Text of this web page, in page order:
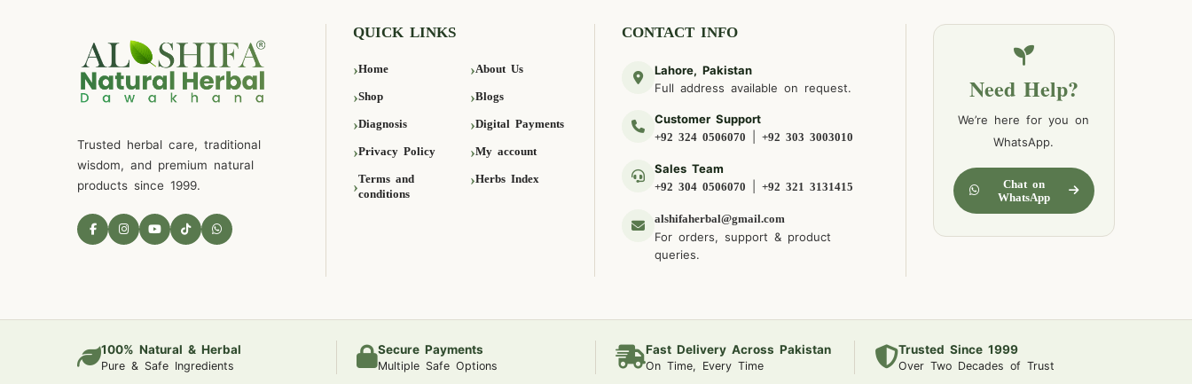
Trusted herbal care, traditional
wisdom, and premium natural
products since 1999.
QUICK LINKS
Home About Us
Shop Blogs
Diagnosis Digital Payments
Privacy Policy My account
Terms and
conditions
Herbs Index
CONTACT INFO
Lahore, Pakistan
Full address available on request.
Customer Support
+92 324 0506070 |+92 303 3003010
Sales Team
+92 304 0506070 |+92 321 3131415
alshifaherbal@gmail.com
For orders, support & product
queries.
Need Help?
We’re here for you on
WhatsApp.
Chat on
WhatsApp
100% Natural & Herbal
Pure & Safe Ingredients
Secure Payments
Multiple Safe Options
Fast Delivery Across Pakistan
On Time, Every Time
Trusted Since 1999
Over Two Decades of Trust